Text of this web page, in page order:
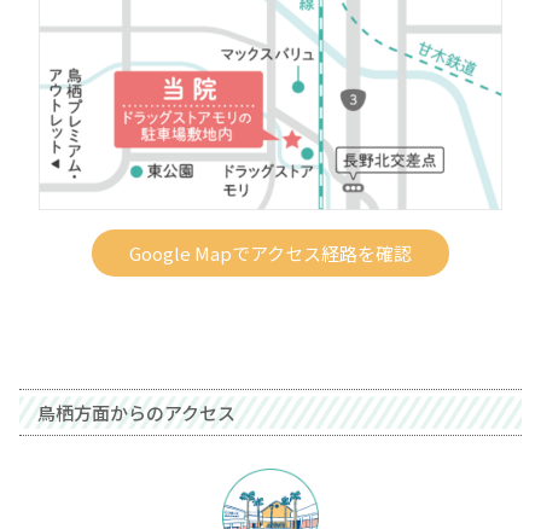
Google Mapでアクセス経路を確認
鳥栖方面からのアクセス